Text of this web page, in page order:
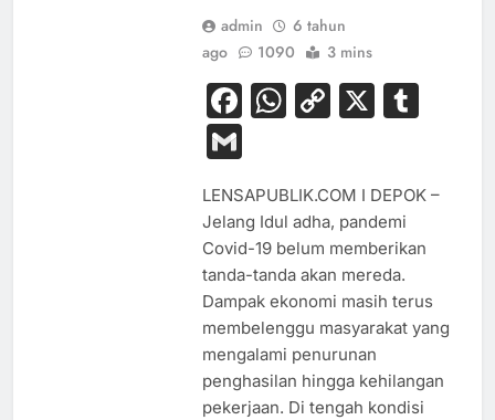
admin
6 tahun
ago
1090 3 mins
Facebook
WhatsApp
Copy
X
Gmail
LENSAPUBLIK.COM I DEPOK –
Jelang Idul adha, pandemi
Covid-19 belum memberikan
tanda-tanda akan mereda.
Dampak ekonomi masih terus
membelenggu masyarakat yang
mengalami penurunan
penghasilan hingga kehilangan
pekerjaan. Di tengah kondisi